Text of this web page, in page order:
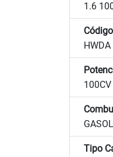
1.6
HWDA
Tipo